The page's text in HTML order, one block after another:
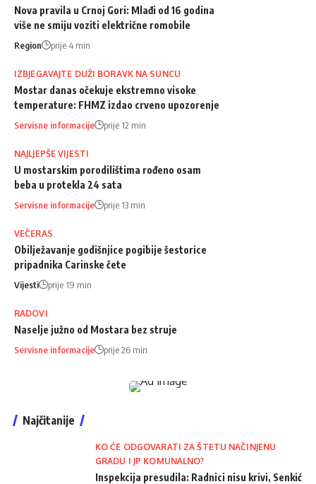
Nova pravila u Crnoj Gori: Mlađi od 16 godina
više ne smiju voziti električne romobile
Region prije 4 min
IZBJEGAVAJTE DUŽI BORAVK NA SUNCU
Mostar danas očekuje ekstremno visoke
temperature: FHMZ izdao crveno upozorenje
Servisne informacije prije 12 min
NAJLJEPŠE VIJESTI
U mostarskim porodilištima rođeno osam
beba u protekla 24 sata
Servisne informacije prije 13 min
VEČERAS
Obilježavanje godišnjice pogibije šestorice
pripadnika Carinske čete
Vijesti prije 19 min
RADOVI
Naselje južno od Mostara bez struje
Servisne informacije prije 26 min
Najčitanije
KO ĆE ODGOVARATI ZA ŠTETU NAČINJENU
GRADU I JP KOMUNALNO?
Inspekcija presudila: Radnici nisu krivi, Senkić